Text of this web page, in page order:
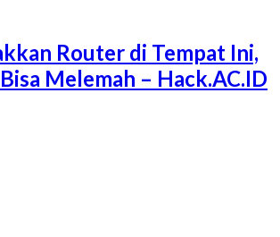
Router di Tempat Ini,
Melemah – Hack.AC.ID